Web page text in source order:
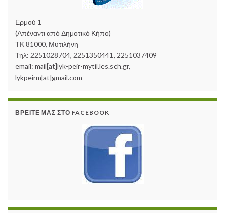
Ερμού 1
(Απέναντι από Δημοτικό Κήπο)
ΤΚ 81000, Μυτιλήνη
Τηλ: 2251028704, 2251350441, 2251037409
email: mail[at]lyk-peir-mytil.les.sch.gr,
lykpeirm[at]gmail.com
ΒΡΕΊΤΕ ΜΑΣ ΣΤΟ FACEBOOK